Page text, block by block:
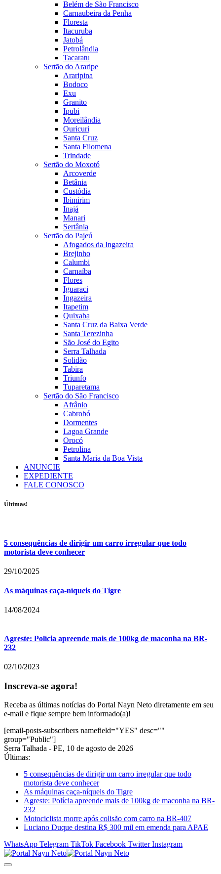
Belém de São Francisco
Carnaubeira da Penha
Floresta
Itacuruba
Jatobá
Petrolândia
Tacaratu
Sertão do Araripe
Araripina
Bodoco
Exu
Granito
Ipubi
Moreilândia
Ouricuri
Santa Cruz
Santa Filomena
Trindade
Sertão do Moxotó
Arcoverde
Betânia
Custódia
Ibimirim
Inajá
Manari
Sertânia
Sertão do Pajeú
Afogados da Ingazeira
Brejinho
Calumbi
Carnaíba
Flores
Iguaraci
Ingazeira
Itapetim
Quixaba
Santa Cruz da Baixa Verde
Santa Terezinha
São José do Egito
Serra Talhada
Solidão
Tabira
Triunfo
Tuparetama
Sertão do São Francisco
Afrânio
Cabrobó
Dormentes
Lagoa Grande
Orocó
Petrolina
Santa Maria da Boa Vista
ANUNCIE
EXPEDIENTE
FALE CONOSCO
Últimas!
5 consequências de dirigir um carro irregular que todo
motorista deve conhecer
29/10/2025
As máquinas caça-níqueis do Tigre
14/08/2024
Agreste: Polícia apreende mais de 100kg de maconha na BR-
232
02/10/2023
Inscreva-se agora!
Receba as últimas notícias do Portal Nayn Neto diretamente em seu
e-mail e fique sempre bem informado(a)!
[email-posts-subscribers namefield="YES" desc=""
group="Public"]
Serra Talhada - PE, 10 de agosto de 2026
Últimas:
5 consequências de dirigir um carro irregular que todo
motorista deve conhecer
As máquinas caça-níqueis do Tigre
Agreste: Polícia apreende mais de 100kg de maconha na BR-
232
Motociclista morre após colisão com carro na BR-407
Luciano Duque destina R$ 300 mil em emenda para APAE
WhatsApp Telegram TikTok Facebook Twitter Instagram